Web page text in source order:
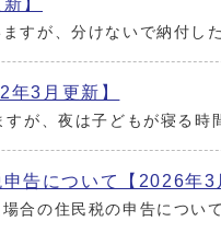
すが、分けないで納付し
3月更新】
が、夜は子どもが寝る時
告について【2026年3
合の住民税の申告につい